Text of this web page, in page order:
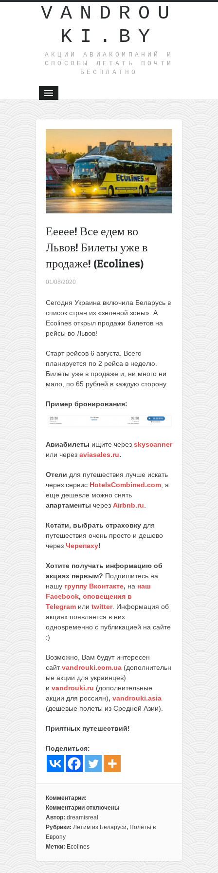
VANDROU
KI.BY
АКЦИИ АВИАКОМПАНИЙ И
СПОСОБЫ ЛЕТАТЬ ПОЧТИ
БЕСПЛАТНО
Еееее! Все едем во
Львов! Билеты уже в
продаже! (Ecolines)
01/08/2020
Cегодня Украина включила Беларусь в
список стран из «зеленой зоны». А
Ecolines открыл продажи билетов на
рейсы во Львов!
Старт рейсов 6 августа. Всего
планируется по 2 рейса в неделю.
Билеты уже в продаже и, ни много ни
мало, по 65 рублей в каждую сторону.
Пример бронирования:
Авиабилеты ищите через skyscanner
или через aviasales.ru.
Отели для путешествия лучше искать
через сервис HotelsCombined.com , а
еще дешевле можно снять
апартаменты через Airbnb.ru
Кстати, выбрать страховку для
путешествия очень просто и дешево
через Черепаху!
Хотите получать информацию об
акциях первым? Подпишитесь на
нашу группу Вконтакте, на наш
Facebook, оповещения в
Telegram или twitter. Информация об
акциях появляется в них
одновременно с публикацией на сайте
:)
Возможно, Вам будут интересен
сайтvandrouki.com.ua (дополнительн
ые акции для украинцев)
и vandrouki.ru (дополнительные
акции для россиян), vandrouki.asia
(дешевые полеты из Средней Азии).
Приятных путешествий!
Поделиться:
Комментарии:
Комментарии
к
записи
Еееее!
Все
во
отключены
Автор: dreamisreal
Рубрики: Летим из Беларуси, Полеты в
Европу
Метки: Ecolines
В
Украину
без теста
Летим из
Вильнюса
в Грузию
всего от